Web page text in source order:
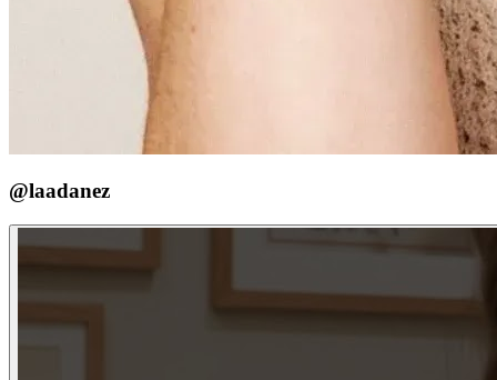
@laadanez